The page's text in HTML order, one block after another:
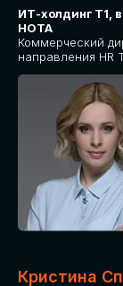
ИТ-холдинг Т1,
НОТА
Коммерческий
направления HR
Кристина